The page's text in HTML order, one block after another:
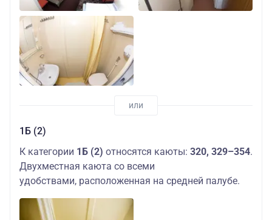
1Б (2)
К категории 1Б (2) относятся каюты: 320, 329–354.
Двухместная каюта со всеми
удобствами, расположенная на средней палубе.